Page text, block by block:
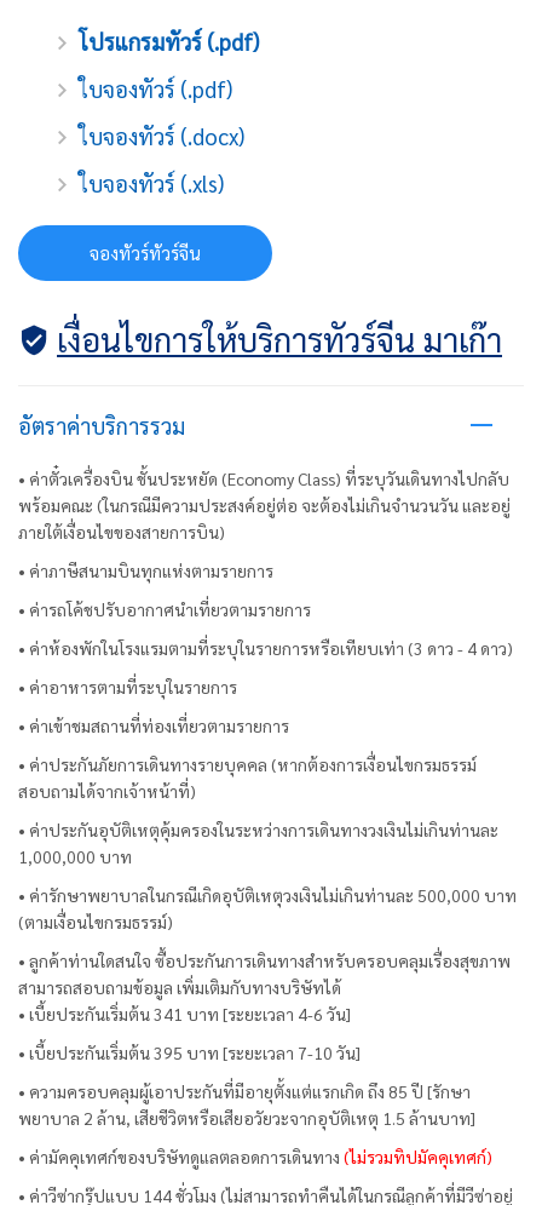
โปรแกรมทัวร์ (.pdf)
ใบจองทัวร์ (.pdf)
ใบจองทัวร์ (.docx)
ใบจองทัวร์ (.xls)
จองทัวร์ทัวร์จีน
เงื่อนไขการให้บริการทัวร์จีน มาเก๊า
อัตราค่าบริการรวม
• ค่าตั๋วเครื่องบิน ชั้นประหยัด (Economy Class) ที่ระบุวันเดินทางไปกลับ
พร้อมคณะ (ในกรณีมีความประสงค์อยู่ต่อ จะต้องไม่เกินจำนวนวัน และอยู่
ภายใต้เงื่อนไขของสายการบิน)
• ค่าภาษีสนามบินทุกแห่งตามรายการ
• ค่ารถโค้ชปรับอากาศนำเที่ยวตามรายการ
• ค่าห้องพักในโรงแรมตามที่ระบุในรายการหรือเทียบเท่า (3 ดาว - 4 ดาว)
• ค่าอาหารตามที่ระบุในรายการ
• ค่าเข้าชมสถานที่ท่องเที่ยวตามรายการ
• ค่าประกันภัยการเดินทางรายบุคคล (หากต้องการเงื่อนไขกรมธรรม์
สอบถามได้จากเจ้าหน้าที่)
• ค่าประกันอุบัติเหตุคุ้มครองในระหว่างการเดินทางวงเงินไม่เกินท่านละ
1,000,000 บาท
• ค่ารักษาพยาบาลในกรณีเกิดอุบัติเหตุวงเงินไม่เกินท่านละ 500,000 บาท
(ตามเงื่อนไขกรมธรรม์)
• ลูกค้าท่านใดสนใจ ซื้อประกันการเดินทางสำหรับครอบคลุมเรื่องสุขภาพ
สามารถสอบถามข้อมูล เพิ่มเติมกับทางบริษัทได้
• เบี้ยประกันเริ่มต้น 341 บาท [ระยะเวลา 4-6 วัน]
• เบี้ยประกันเริ่มต้น 395 บาท [ระยะเวลา 7-10 วัน]
• ความครอบคลุมผู้เอาประกันที่มีอายุตั้งแต่แรกเกิด ถึง 85 ปี [รักษา
พยาบาล 2 ล้าน, เสียชีวิตหรือเสียอวัยวะจากอุบัติเหตุ 1.5 ล้านบาท]
• ค่ามัคคุเทศก์ของบริษัทดูแลตลอดการเดินทาง (ไม่รวมทิปมัคคุเทศก์)
• ค่าวีซ่ากรุ๊ปแบบ 144 ชั่วโมง (ไม่สามารถทำคืนได้ในกรณีลูกค้าที่มีวีซ่าอยู่